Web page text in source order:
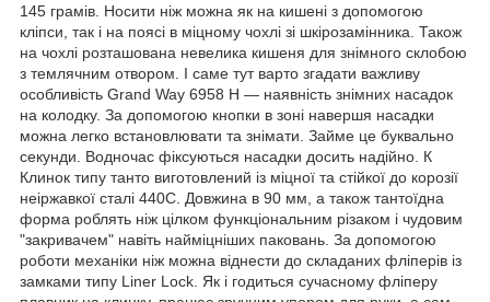
145 грамів. Носити ніж можна як на кишені з допомогою
кліпси, так і на поясі в міцному чохлі зі шкірозамінника. Також
на чохлі розташована невелика кишеня для знімного склобою
з темлячним отвором. І саме тут варто згадати важливу
особливість Grand Way 6958 H — наявність знімних насадок
на колодку. За допомогою кнопки в зоні навершя насадки
можна легко встановлювати та знімати. Займе це буквально
секунди. Водночас фіксуються насадки досить надійно. К
Клинок типу танто виготовлений із міцної та стійкої до корозії
неіржавкої сталі 440С. Довжина в 90 мм, а також тантоїдна
форма роблять ніж цілком функціональним різаком і чудовим
"закривачем" навіть найміцніших паковань. За допомогою
роботи механіки ніж можна віднести до складаних фліперів із
замками типу Liner Lock. Як і годиться сучасному фліперу